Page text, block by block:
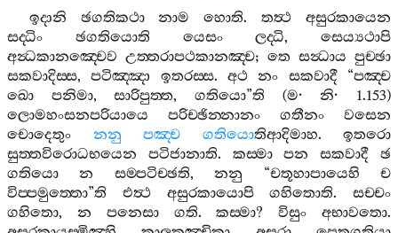
ඉදානි ඡගතිකථා නාම හොති.තත්‍ථ
අසුරකායෙන
සද‍්ධිං
ඡගතියොති යෙසං ලද‍්ධි, සෙය්‍යථාපි
අන්‍ධකානඤ‍්චෙව උත‍්තරාපථකානඤ‍්ච; තෙ සන්‍ධාය පුච‍්ඡා
සකවාදිස‍්ස,පටිඤ‍්ඤා ඉතරස‍්ස.අථ නං සකවාදී“පඤ‍්ච
ඛො
පනිමා,සාරිපුත‍්ත,ගතියො”ති (ම·නි· 1.153)
ලොමහංසනපරියායෙ
පරිච‍්ඡින‍්නානං ගතීනං
වසෙන
චොදෙතුං
නනු පඤ‍්ච ගතියොතිආදිමාහ. ඉතරො
සුත‍්තවිරොධභයෙන
පටිජානාති. කස‍්මා පන සකවාදී
ඡ
ගතියො
න සම‍්පටිච‍්ඡති,නනු “චතූහාපායෙහි
ච
විප‍්පමුත‍්තො”ති එත්‍ථ අසුරකායොපි ගහිතොති. සච‍්චං
ගහිතො, න පනෙසා ගති.කස‍්මා?විසුං අභාවතො.